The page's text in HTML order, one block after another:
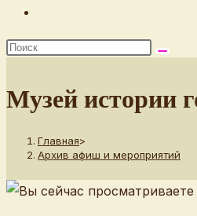
по
сайту
Музей истории
Главная>
Архив афиш и мероприятий